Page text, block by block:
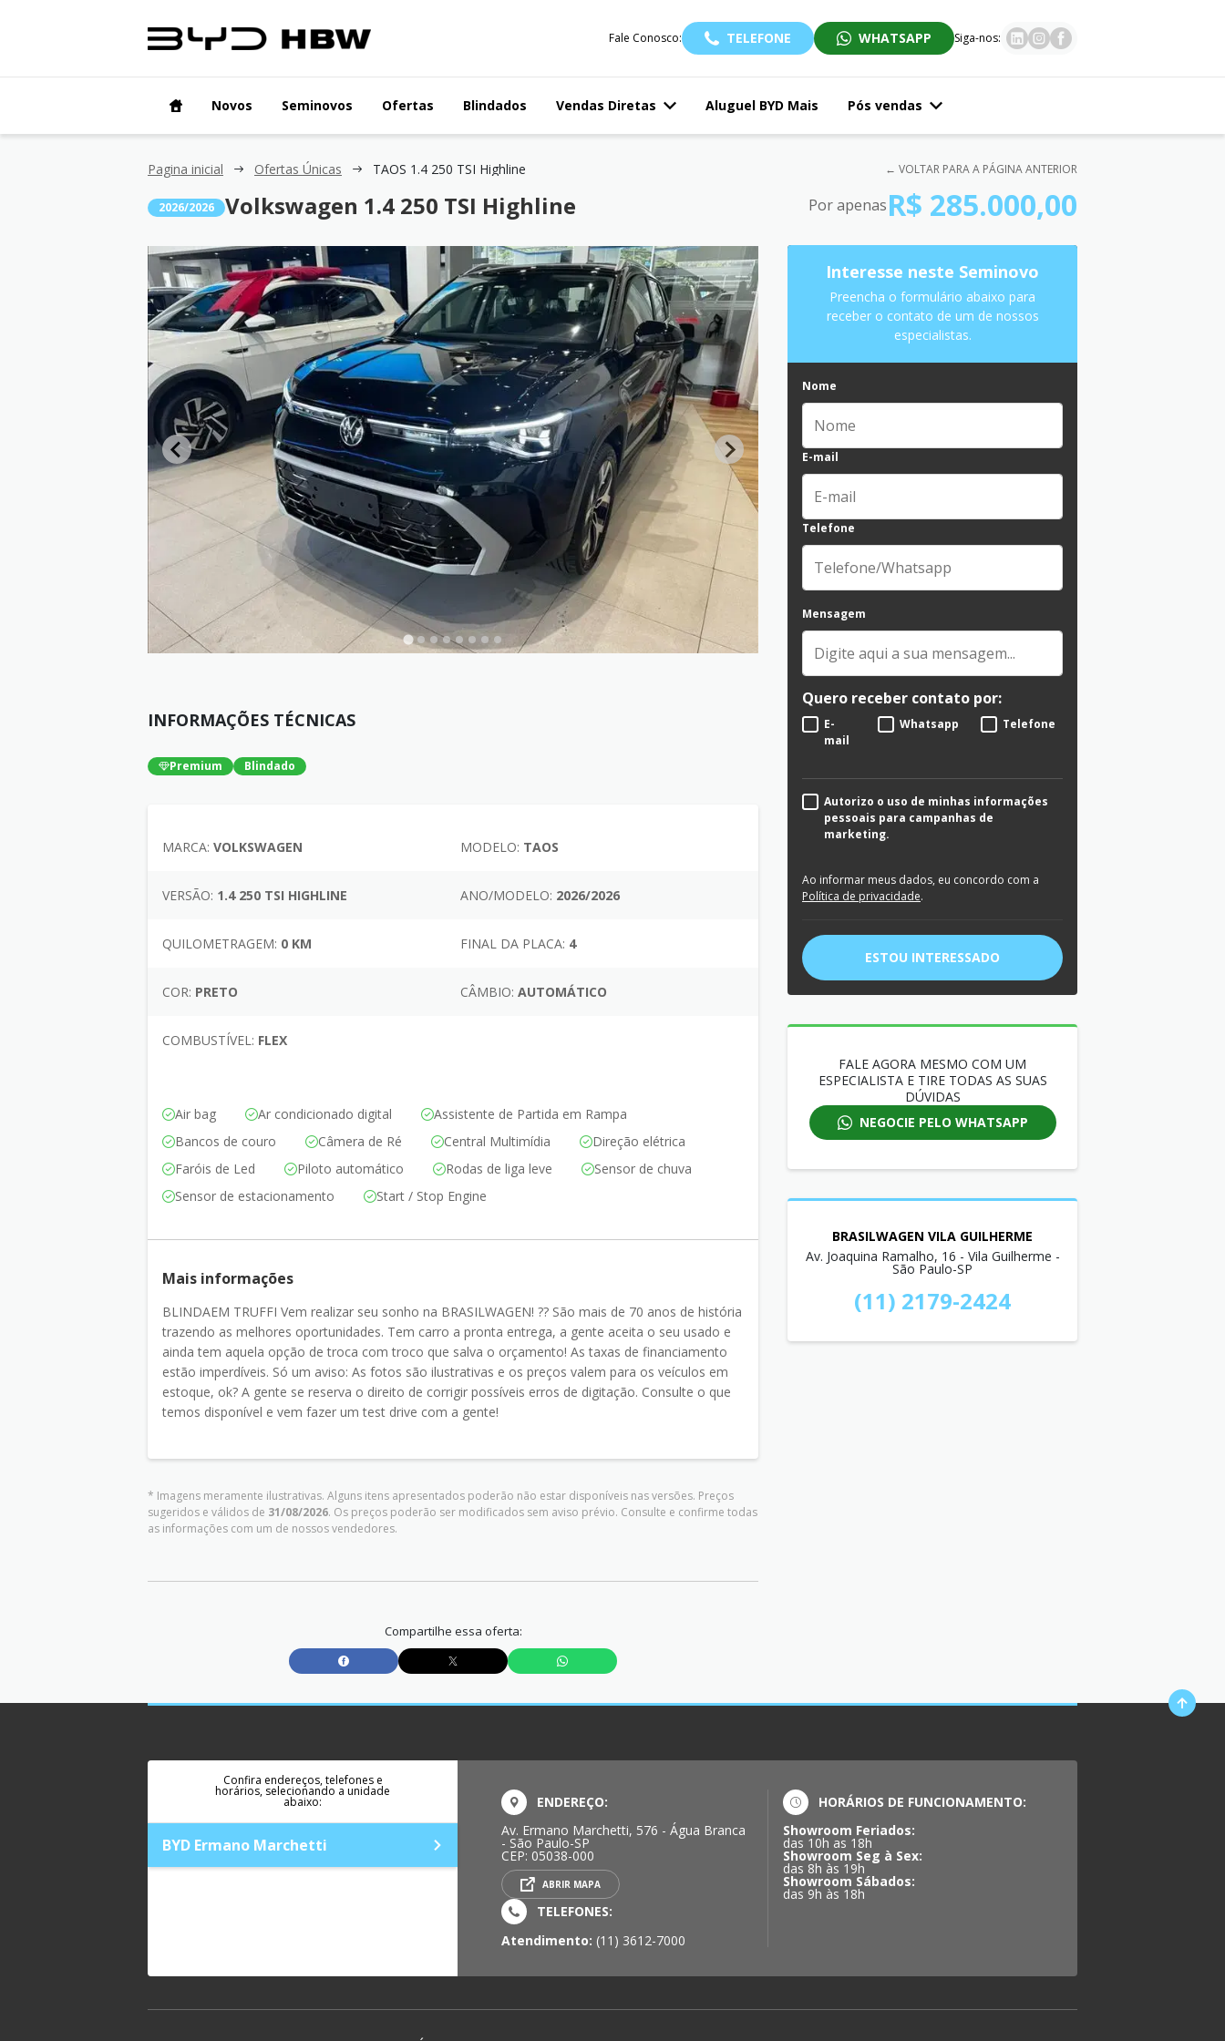
Fale Conosco: TELEFONE WHATSAPP Siga-nos:
Novos Seminovos Ofertas Blindados Vendas Diretas Aluguel BYD Mais Pós vendas
Pagina inicial Ofertas Únicas TAOS 1.4 250 TSI Highline ← VOLTAR PARA A PÁGINA ANTERIOR
2026/2026 Volkswagen 1.4 250 TSI Highline
INFORMAÇÕES TÉCNICAS
Premium Blindado
MARCA: VOLKSWAGEN MODELO: TAOS
VERSÃO: 1.4 250 TSI HIGHLINE ANO/MODELO: 2026/2026
QUILOMETRAGEM: 0 KM FINAL DA PLACA: 4
COR: PRETO CÂMBIO: AUTOMÁTICO
COMBUSTÍVEL: FLEX
Air bag Ar condicionado digital
Assistente de Partida em Rampa
Bancos de couro
Câmera de Ré Central Multimídia
Direção elétrica
Faróis de Led
Piloto automático Rodas de liga leve
Sensor de chuva
Sensor de estacionamento
Start / Stop Engine
Mais informações
BLINDAEM TRUFFI Vem realizar seu sonho na BRASILWAGEN! ?? São mais de 70 anos de história
trazendo as melhores oportunidades. Tem carro a pronta entrega, a gente aceita o seu usado e
ainda tem aquela opção de troca com troco que salva o orçamento! As taxas de financiamento
estão imperdíveis. Só um aviso: As fotos são ilustrativas e os preços valem para os veículos em
estoque, ok? A gente se reserva o direito de corrigir possíveis erros de digitação. Consulte o que
temos disponível e vem fazer um test drive com a gente!
* Imagens meramente ilustrativas. Alguns itens apresentados poderão não estar disponíveis nas versões. Preços
sugeridos e válidos de 31/08/2026. Os preços poderão ser modificados sem aviso prévio. Consulte e confirme todas
as informações com um de nossos vendedores.
Compartilhe essa oferta:
Por apenasR$ 285.000,00
Interesse neste Seminovo
Preencha o formulário abaixo para
receber o contato de um de nossos
especialistas.
Nome
E-mail
Telefone
Mensagem
Quero receber contato por:
E-
mail
Whatsapp Telefone
Autorizo o uso de minhas informações
pessoais para campanhas de
marketing.
Ao informar meus dados, eu concordo com a
Política de privacidade.
ESTOU INTERESSADO
FALE AGORA MESMO COM UM
ESPECIALISTA E TIRE TODAS AS SUAS
DÚVIDAS
NEGOCIE PELO WHATSAPP
BRASILWAGEN VILA GUILHERME
Av. Joaquina Ramalho, 16 - Vila Guilherme -
São Paulo-SP
(11) 2179-2424
Confira endereços, telefones e
horários, selecionando a unidade
abaixo:
BYD Ermano Marchetti
ENDEREÇO:
Av. Ermano Marchetti, 576 - Água Branca
- São Paulo-SP
CEP: 05038-000
ABRIR MAPA
TELEFONES:
Atendimento: (11) 3612-7000
HORÁRIOS DE FUNCIONAMENTO:
Showroom Feriados:
das 10h as 18h
Showroom Seg à Sex:
das 8h às 19h
Showroom Sábados:
das 9h às 18h